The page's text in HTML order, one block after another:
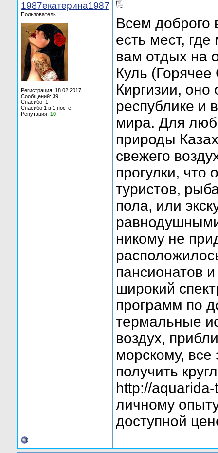
1987екатерина1987
Пользователь
Регистрация: 18.02.2017
Сообщений: 39
Спасибо: 1
Спасибо 1 в 1 посте
Репутация: 10
Всем доброго
есть мест,
вам отдых на
Куль (Горячее
Киргизии,
республике и
мира. Для
природы
свежего
прогулки, что
туристов,
пола, или
никому не
пансионатов
широкий
программ по
термальные
воздух,
морскому,
получить
http://
личному
доступной